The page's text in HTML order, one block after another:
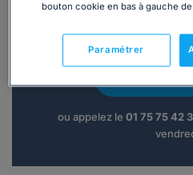
ou appelez le 01 75 75 42
bouton cookie en bas à gauche
Paramétrer